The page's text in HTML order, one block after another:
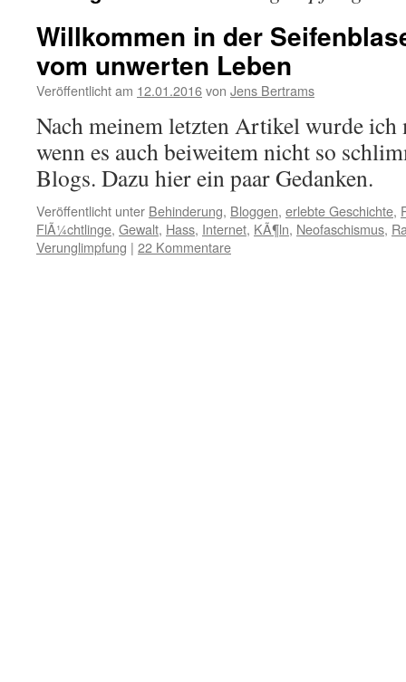
Willkommen in der
vom unwerten Leben
Veröffentlicht am 12.01.2016von Jens Bertrams
Nach meinem letzten Artikel wurde
wenn es auch beiweitem nicht so
Blogs. Dazu hier ein paar Gedanken.
Veröffentlicht unter Behinderung, Bloggen, erlebte Geschichte,
FlÃ¼chtlinge, Gewalt, Hass, Internet, KÃ¶ln, Neofaschismus,
Verunglimpfung | 22 Kommentare